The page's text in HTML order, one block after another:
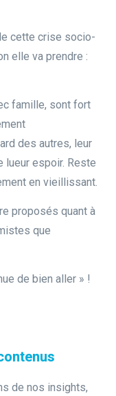
cette crise socio-
elle va prendre :
famille, sont fort
des autres, leur
lueur espoir. Reste
en vieillissant.
proposés quant à
que
de bien aller » !
de nos insights,